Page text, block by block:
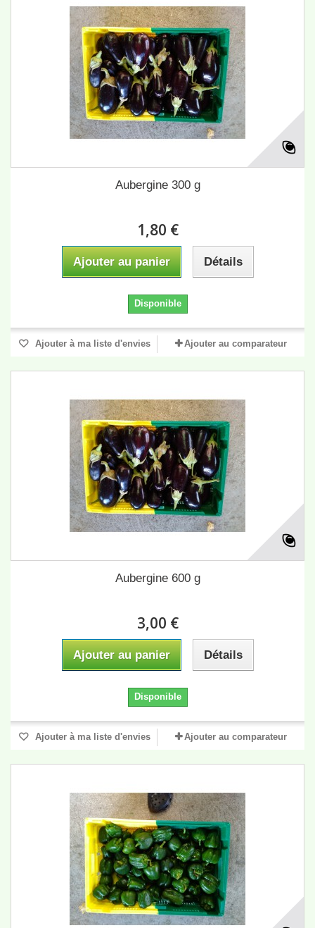
Aubergine 300 g
1,80 €
Ajouter au panier Détails
Disponible
Ajouter à ma liste d'envies Ajouter au comparateur
Aubergine 600 g
3,00 €
Ajouter au panier Détails
Disponible
Ajouter à ma liste d'envies Ajouter au comparateur